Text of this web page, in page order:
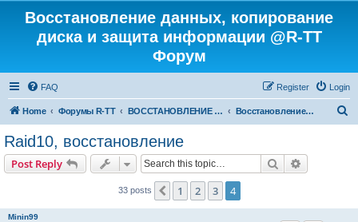
Восстановление данных, копирование
диска и защита информации @R-TT
Форум
FAQ Login
Register
Home Форумы R-TT ВОССТАНОВЛЕНИЕ ДАННЫХ И УДАЛЕННЫХ ФАЙЛОВ Восстановление RAID
Raid10, восстановление
Post Reply Search
33 posts Previous
1 2 3 4
Minin99